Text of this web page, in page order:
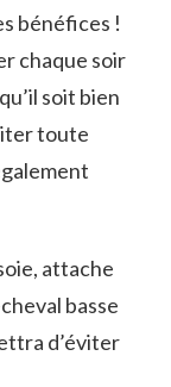
bénéfices !
chaque soir
soit bien
toute
attache
basse
d’éviter